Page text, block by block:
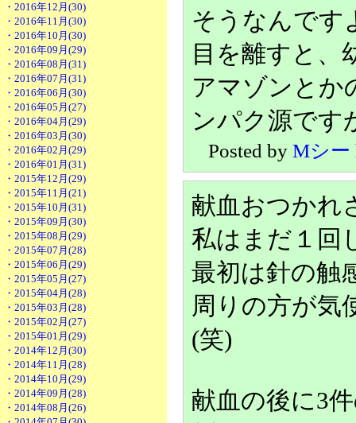
・2016年12月(30)
・2016年11月(30)
・2016年10月(30)
・2016年09月(29)
・2016年08月(31)
・2016年07月(31)
・2016年06月(30)
・2016年05月(27)
・2016年04月(29)
・2016年03月(30)
・2016年02月(29)
・2016年01月(31)
・2015年12月(29)
・2015年11月(21)
・2015年10月(31)
・2015年09月(30)
・2015年08月(29)
・2015年07月(28)
・2015年06月(29)
・2015年05月(27)
・2015年04月(28)
・2015年03月(28)
・2015年02月(27)
・2015年01月(29)
・2014年12月(30)
・2014年11月(28)
・2014年10月(29)
・2014年09月(28)
・2014年08月(26)
そうなんです
目を離すと、
アマゾンとか
ンパク源です
Posted by Mシー
献血おつかれ
私はまだ１回
最初は針の触
周りの方が気
(笑)
献血の後に3